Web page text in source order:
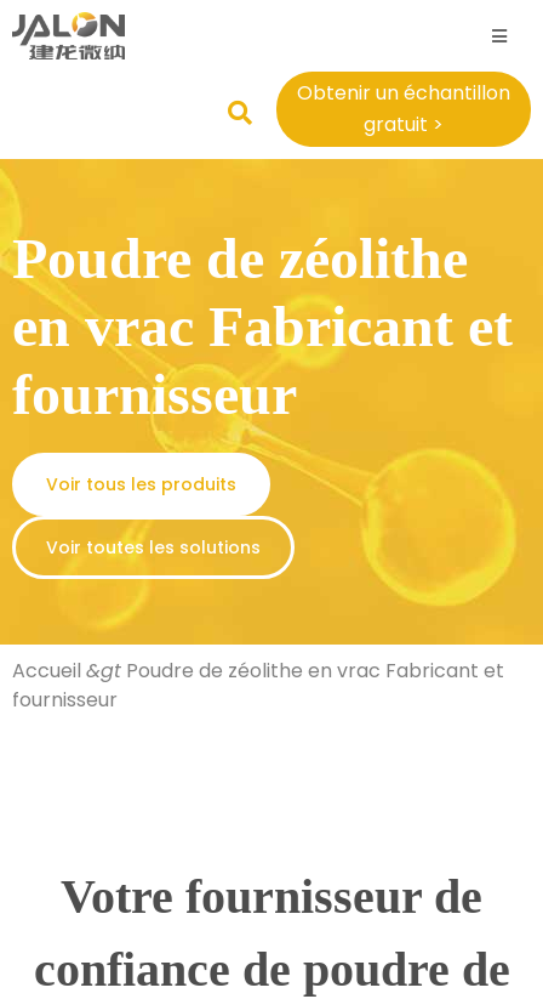
Obtenir un échantillon
gratuit >
Poudre de zéolithe
en vrac Fabricant et
fournisseur
Voir tous les produits
Voir toutes les solutions
Accueil &gt Poudre de zéolithe en vrac Fabricant et
fournisseur
Votre fournisseur de
confiance de poudre de